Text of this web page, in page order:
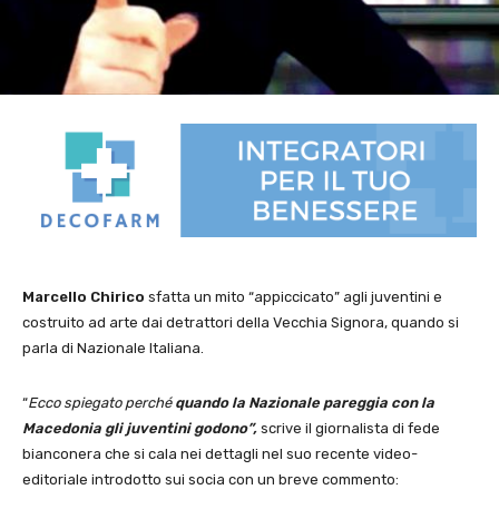
Marcello Chirico sfatta un mito “appiccicato” agli juventini e
costruito ad arte dai detrattori della Vecchia Signora, quando si
parla di Nazionale Italiana.
“Ecco spiegato perché quando la Nazionale pareggia con la
Macedonia gli juventini godono”, scrive il giornalista di fede
bianconera che si cala nei dettagli nel suo recente video-
editoriale introdotto sui socia con un breve commento: